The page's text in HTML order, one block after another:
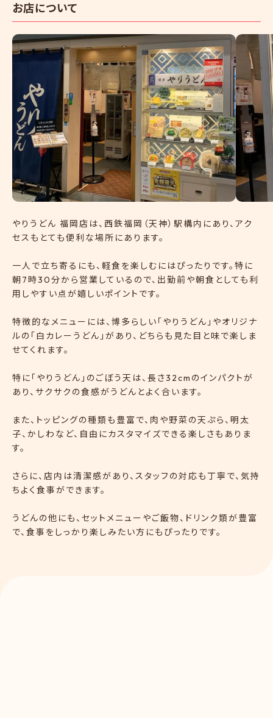
お店について
やりうどん 福岡店は、西鉄福岡（天神）駅構内にあり、アク
セスもとても便利な場所にあります。
一人で立ち寄るにも、軽食を楽しむにはぴったりです。特に
朝7時30分から営業しているので、出勤前や朝食としても利
用しやすい点が嬉しいポイントです。
特徴的なメニューには、博多らしい「やりうどん」やオリジナ
ルの「白カレーうどん」があり、どちらも見た目と味で楽しま
せてくれます。
特に「やりうどん」のごぼう天は、長さ32cmのインパクトが
あり、サクサクの食感がうどんとよく合います。
また、トッピングの種類も豊富で、肉や野菜の天ぷら、明太
子、かしわなど、自由にカスタマイズできる楽しさもありま
す。
さらに、店内は清潔感があり、スタッフの対応も丁寧で、気持
ちよく食事ができます。
うどんの他にも、セットメニューやご飯物、ドリンク類が豊富
で、食事をしっかり楽しみたい方にもぴったりです。